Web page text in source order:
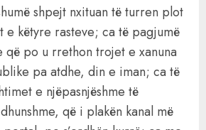
shpejt nxituan të turren plot
e këtyre rasteve; ca të pagjumë
që po u rrethon trojet e xanuna
pa atdhe, din e iman; ca të
e njëpasnjëshme të
që i plakën kanal më